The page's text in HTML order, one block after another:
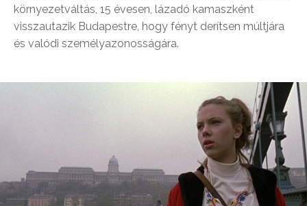
környezetváltás, 15 évesen, lázadó kamaszként
visszautazik Budapestre, hogy fényt derítsen múltjára
és valódi személyazonosságára.